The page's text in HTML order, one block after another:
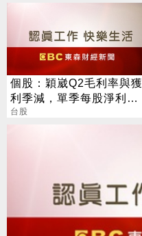
個股：穎崴Q2毛利率與獲
利季減，單季每股淨利
18.7元，Q3有新產能估業
台股